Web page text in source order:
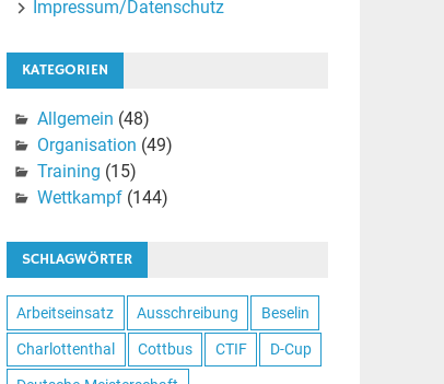
Impressum/Datenschutz
KATEGORIEN
Allgemein (48)
Organisation (49)
Training (15)
Wettkampf(144)
SCHLAGWÖRTER
Arbeitseinsatz Ausschreibung Beselin
Charlottenthal Cottbus CTIF D-Cup